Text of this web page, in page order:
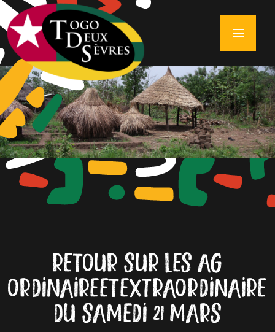
menu
RETOUR SUR LES AG
ORDINAIRE ET EXTRAORDINAIRE
DU SAMEDI 21 MARS